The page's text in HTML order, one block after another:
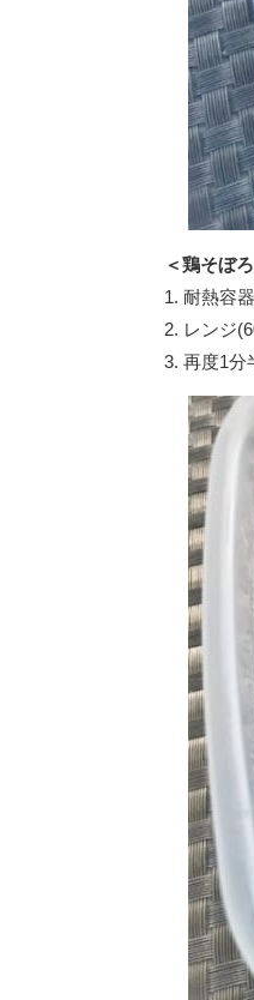
＜鶏そぼ
1. 耐熱容
2. レンジ
3. 再度1分